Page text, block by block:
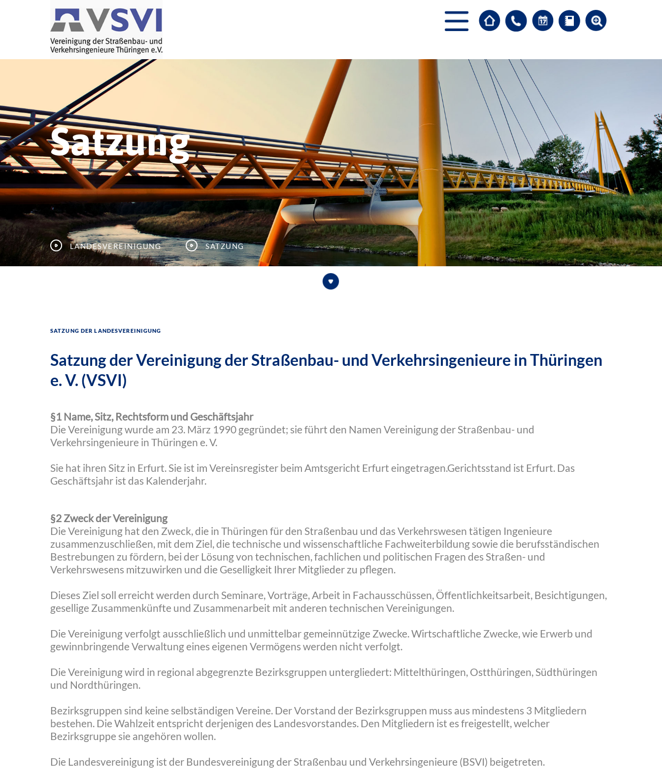
Satzung
Landesvereinigung Satzung
Satzung der Landesvereinigung
Satzung der Vereinigung der Straßenbau- und Verkehrsingenieure in Thüringen
e. V. (VSVI)
§1 Name, Sitz, Rechtsform und Geschäftsjahr
Die Vereinigung wurde am 23. März 1990 gegründet; sie führt den Namen Vereinigung der Straßenbau- und
Verkehrsingenieure in Thüringen e. V.
Sie hat ihren Sitz in Erfurt. Sie ist im Vereinsregister beim Amtsgericht Erfurt eingetragen.Gerichtsstand ist Erfurt. Das
Geschäftsjahr ist das Kalenderjahr.
§2 Zweck der Vereinigung
Die Vereinigung hat den Zweck, die in Thüringen für den Straßenbau und das Verkehrswesen tätigen Ingenieure
zusammenzuschließen, mit dem Ziel, die technische und wissenschaftliche Fachweiterbildung sowie die berufsständischen
Bestrebungen zu fördern, bei der Lösung von technischen, fachlichen und politischen Fragen des Straßen- und
Verkehrswesens mitzuwirken und die Geselligkeit Ihrer Mitglieder zu pflegen.
Dieses Ziel soll erreicht werden durch Seminare, Vorträge, Arbeit in Fachausschüssen, Öffentlichkeitsarbeit, Besichtigungen,
gesellige Zusammenkünfte und Zusammenarbeit mit anderen technischen Vereinigungen.
Die Vereinigung verfolgt ausschließlich und unmittelbar gemeinnützige Zwecke. Wirtschaftliche Zwecke, wie Erwerb und
gewinnbringende Verwaltung eines eigenen Vermögens werden nicht verfolgt.
Die Vereinigung wird in regional abgegrenzte Bezirksgruppen untergliedert: Mittelthüringen, Ostthüringen, Südthüringen
und Nordthüringen.
Bezirksgruppen sind keine selbständigen Vereine. Der Vorstand der Bezirksgruppen muss aus mindestens 3 Mitgliedern
bestehen. Die Wahlzeit entspricht derjenigen des Landesvorstandes. Den Mitgliedern ist es freigestellt, welcher
Bezirksgruppe sie angehören wollen.
Die Landesvereinigung ist der Bundesvereinigung der Straßenbau und Verkehrsingenieure (BSVI) beigetreten.